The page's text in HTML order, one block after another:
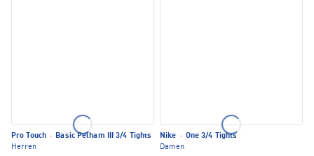
Pro Touch · Basic Pelham III 3/4 Tights
Herren
Nike · One 3/4 Tights
Damen